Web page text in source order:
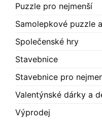
Puzzle pro nejmenší
Samolepkové puzzle
Společenské hry
Stavebnice
Stavebnice pro
Valentýnské dárky a
Výprodej